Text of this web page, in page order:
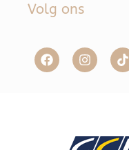
Volg ons